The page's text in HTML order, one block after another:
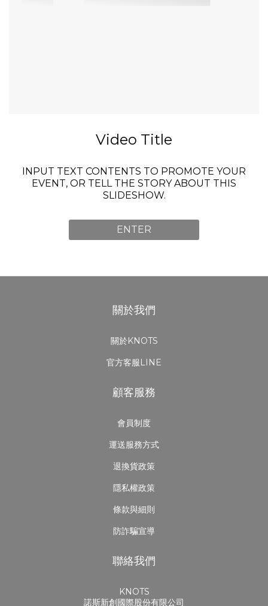
Video Title
INPUT TEXT CONTENTS TO PROMOTE YOUR
EVENT, OR TELL THE STORY ABOUT THIS
SLIDESHOW.
ENTER
關於我們
關於KNOTS
官方客服LINE
顧客服務
會員制度
運送服務方式
退換貨政策
隱私權政策
條款與細則
防詐騙宣導
聯絡我們
KNOTS
諾斯新創國際股份有限公司